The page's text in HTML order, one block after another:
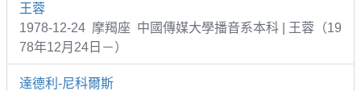
王蓉
1978-12-24 摩羯座 中國傳媒大學播音系本科 | 王蓉（19
78年12月24日－）
達德利-尼科爾斯